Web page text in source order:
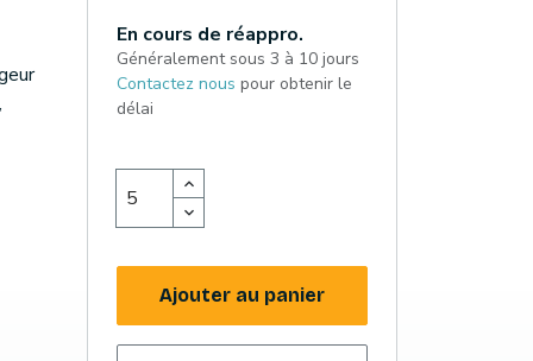
En cours de réappro.
Généralement sous 3 à 10 jours
Contactez nous pour obtenir le
délai
Ajouter au panier